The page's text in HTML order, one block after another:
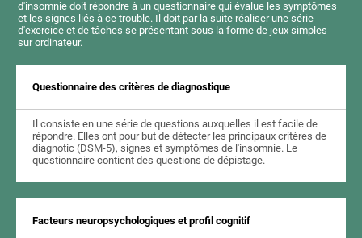
d'insomnie doit répondre à un questionnaire qui évalue les symptômes
et les signes liés à ce trouble. Il doit par la suite réaliser une série
d'exercice et de tâches se présentant sous la forme de jeux simples
sur ordinateur.
Questionnaire des critères de diagnostique
Il consiste en une série de questions auxquelles il est facile de
répondre. Elles ont pour but de détecter les principaux critères de
diagnotic (DSM-5), signes et symptômes de l'insomnie. Le
questionnaire contient des questions de dépistage.
Facteurs neuropsychologiques et profil cognitif